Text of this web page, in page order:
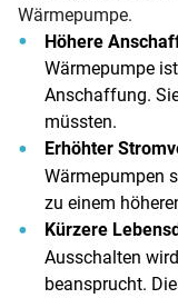
Wärmepumpe.
Höhere
Wärmepumpe
Anschaffung.
müssten.
Erhöhter
Wärmepumpen
zu einem
Kürzere
Ausschalten
beansprucht.